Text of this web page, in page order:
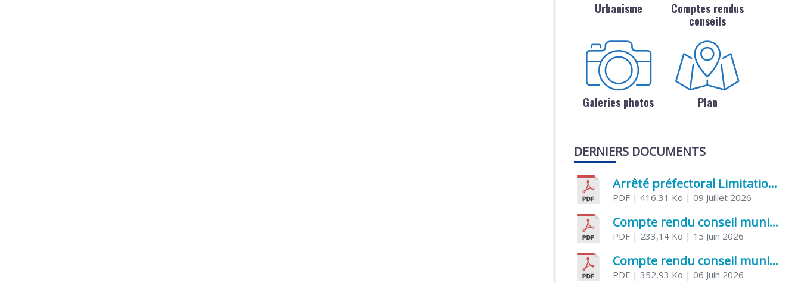
Urbanisme
Comptes rendus
conseils
Galeries photos Plan
DERNIERS DOCUMENTS
Arrêté préfectoral Limitation provisoire des usages de l’eau
PDF | 416,31 Ko | 09 Juillet 2026
Compte rendu conseil municipal 5 juin 2026 sénatoriale
PDF | 233,14 Ko | 15 Juin 2026
Compte rendu conseil municipal – 21 avril 2026
PDF | 352,93 Ko | 06 Juin 2026